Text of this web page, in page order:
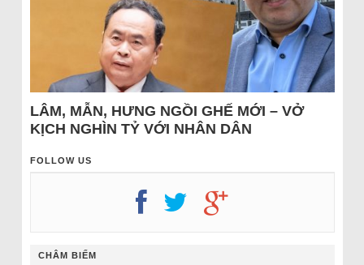
LÂM, MẪN, HƯNG NGỒI GHẾ MỚI – VỞ
KỊCH NGHÌN TỶ VỚI NHÂN DÂN
FOLLOW US
CHÂM BIẾM